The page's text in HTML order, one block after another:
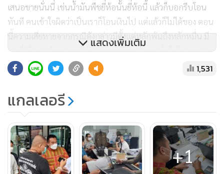
เสนอขายนั่นนี่ เช่นน้ำมันพืชยี่ห้อนั้นยี่ห้อนี้ แล้วก็บอกรีบโอน
ทันที คนเข้าใจผิดว่าเป็นเราก็โอนเงินไป แต่แล้วก็ไม่ได้ของ ตอน
นี้ความเสียหายจากกรณีดังกล่าวมีตั้งแต่หลักพันถึงหลักหมื่น มี
คนที่รู้จักเราทักมาและให้เราแสดงตัวตนว่าเพจนั้นไม่ใช่ของเรา
จึงเดินทางมาแจ้งความในวันนี้ เพื่อกันไม่ให้เสียหายมากขึ้นใน
อนาคตข้างหน้า”
นายสมปองบอกว่าของตนมีแค่กาแฟ ชาไทย โกโก้มินต์เท่านั้น
และยืนยันว่าเพจของเรามีแค่เพจเดียวเท่านั้น ซึ่งมีคนติดตาม
3,600,000 คน ส่วนช่วงนี้ตนห่างหายไปจากวงการ เพราะกำลัง
ตัดสินใจอยู่ว่าจะเป็นยูทูบเบอร์ หรือเป็นพิธีกรดี ซึ่งเป็นการ
หันเหมาทางสายโซเชียลฯ แล้วก็เลยจะห่างหายจากทางทีวีไป
แสดงเพิ่มเติม
1,531
แกลเลอรี
+1